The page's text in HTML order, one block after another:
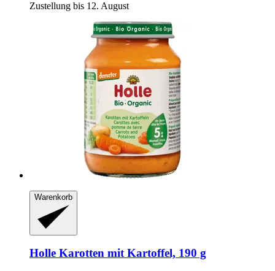
Zustellung bis 12. August
Warenkorb
Holle Karotten mit Kartoffel, 190 g